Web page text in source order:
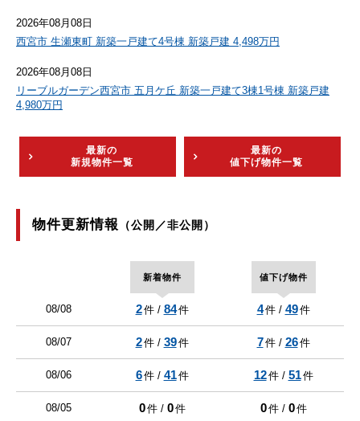
2026年08月08日
西宮市 生瀬東町 新築一戸建て4号棟 新築戸建 4,498万円
2026年08月08日
リーブルガーデン西宮市 五月ケ丘 新築一戸建て3棟1号棟 新築戸建
4,980万円
最新の
新規物件一覧
最新の
値下げ物件一覧
物件更新情報 （公開／非公開）
新着物件 値下げ物件
08/08 2件 / 84件 4件 / 49件
08/07 2件 / 39件 7件 / 26件
08/06 6件 / 41件 12件 / 51件
08/05 0件 / 0件 0件 / 0件